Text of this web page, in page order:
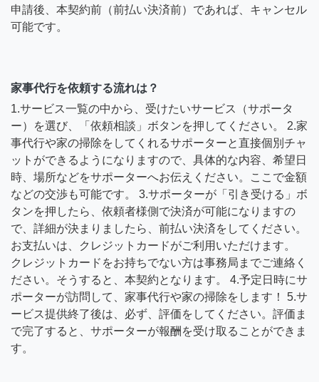
申請後、本契約前（前払い決済前）であれば、キャンセル
可能です。
家事代行を依頼する流れは？
1.サービス一覧の中から、受けたいサービス（サポータ
ー）を選び、「依頼相談」ボタンを押してください。 2.家
事代行や家の掃除をしてくれるサポーターと直接個別チャ
ットができるようになりますので、具体的な内容、希望日
時、場所などをサポーターへお伝えください。ここで金額
などの交渉も可能です。 3.サポーターが「引き受ける」ボ
タンを押したら、依頼者様側で決済が可能になりますの
で、詳細が決まりましたら、前払い決済をしてください。
お支払いは、クレジットカードがご利用いただけます。
クレジットカードをお持ちでない方は事務局までご連絡く
ださい。そうすると、本契約となります。 4.予定日時にサ
ポーターが訪問して、家事代行や家の掃除をします！ 5.サ
ービス提供終了後は、必ず、評価をしてください。評価ま
で完了すると、サポーターが報酬を受け取ることができま
す。